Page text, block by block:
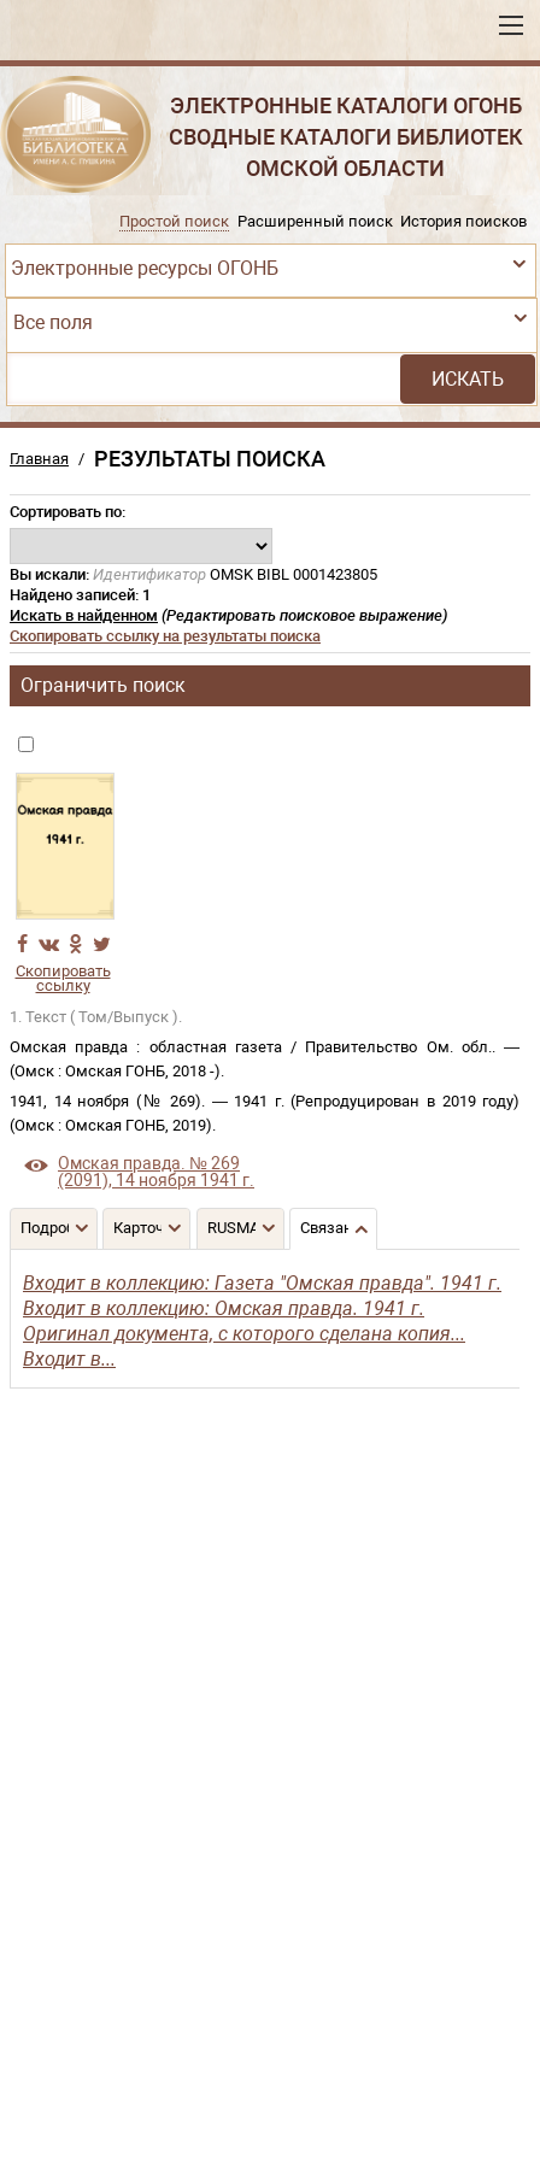
ЭЛЕКТРОННЫЕ КАТАЛОГИ ОГОНБ
СВОДНЫЕ КАТАЛОГИ БИБЛИОТЕК
ОМСКОЙ ОБЛАСТИ
Электронные ресурсы ОГОНБ
Простой поиск Расширенный поиск История поисков
Все поля
Главная / РЕЗУЛЬТАТЫ ПОИСКА
Сортировать по:
Вы искали: Идентификатор OMSK BIBL 0001423805
Найдено записей: 1
Искать в найденном (Редактировать поисковое выражение)
Скопировать ссылку на результаты поиска
Ограничить поиск
Скопировать
ссылку
1. Текст ( Том/Выпуск ).
Омская правда : областная газета / Правительство Ом. обл.. —
(Омск : Омская ГОНБ, 2018 -).
1941, 14 ноября (№ 269). —1941 г. (Репродуцирован в 2019 году)
(Омск : Омская ГОНБ, 2019).
Омская правда. № 269
(2091), 14 ноября 1941 г.
Подробнее Карточка RUSMARC Связанные записи
Входит в коллекцию: Газета "Омская правда". 1941 г.
Входит в коллекцию: Омская правда. 1941 г.
Оригинал документа, с которого сделана копия...
Входит в...